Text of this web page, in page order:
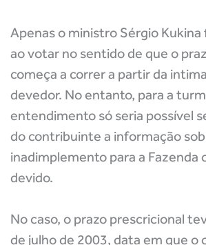
Apenas o ministro Sérgio
ao votar no sentido de que o
começa a correr a partir da
devedor. No entanto, para a
entendimento só seria possível
do contribuinte a informação
inadimplemento para a Fazenda
devido.
No caso, o prazo prescricional
de julho de 2003, data em que